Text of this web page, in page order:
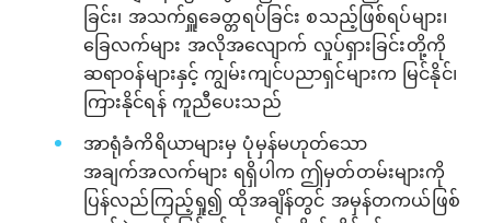
ခြင်း၊ အသက်ရှူခေတ္တရပ်ခြင်း စသည့်ဖြစ်ရပ်များ၊
ခြေလက်များ အလိုအလျောက် လှုပ်ရှားခြင်းတို့ကို
ဆရာဝန်များနှင့် ကျွမ်းကျင်ပညာရှင်များက မြင်နိုင်၊
ကြားနိုင်ရန် ကူညီပေးသည်
အာရုံခံကိရိယာများမှ ပုံမှန်မဟုတ်သော
အချက်အလက်များ ရရှိပါက ဤမှတ်တမ်းများကို
ပြန်လည်ကြည့်ရှု၍ ထိုအချိန်တွင် အမှန်တကယ်ဖြစ်